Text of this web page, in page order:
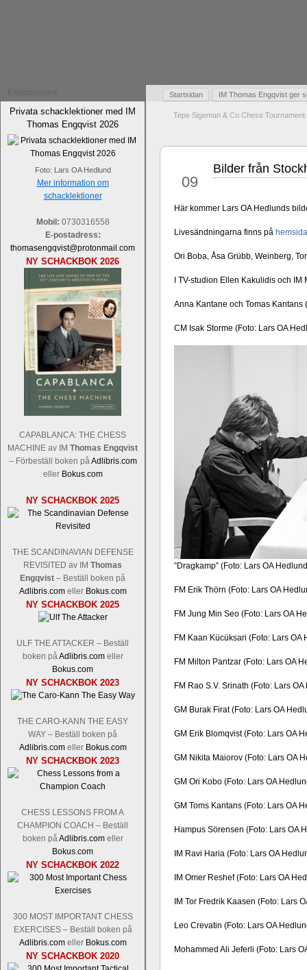
Privata schacklektioner med IM
Thomas Engqvist 2026
Foto: Lars OA Hedlund
Mer information om
schacklektioner
Mobil: 0730316558
E-postadress:
thomasengqvist@protonmail.com
NY SCHACKBOK 2026
CAPABLANCA: THE CHESS
MACHINE av IM Thomas Engqvist
– Förbeställ boken påAdlibris.com
eller Bokus.com
NY SCHACKBOK 2025
THE SCANDINAVIAN DEFENSE
REVISITED av IM Thomas
Engqvist – Beställ boken på
Adlibris.comeller Bokus.com
NY SCHACKBOK 2025
ULF THE ATTACKER – Beställ
boken påAdlibris.comeller
Bokus.com
NY SCHACKBOK 2023
THE CARO-KANN THE EASY
WAY – Beställ boken på
Adlibris.comeller Bokus.com
NY SCHACKBOK 2023
CHESS LESSONS FROM A
CHAMPION COACH – Beställ
boken påAdlibris.comeller
Bokus.com
NY SCHACKBOK 2022
300 MOST IMPORTANT CHESS
EXERCISES – Beställ boken på
Adlibris.comeller Bokus.com
NY SCHACKBOK 2020
Startsidan IM Thomas Engqvist ger
Tepe Sigeman & Co Chess
09
Bilder från
Här kommer Lars OA Hedlunds
Livesändningarna finns på
Ori Boba, Åsa Grübb, Weinberg,
I TV-studion Ellen Kakulidis och
Anna Kantane och Tomas Kantans
CM Isak Storme (Foto: Lars OA
”Dragkamp” (Foto: Lars OA
FM Erik Thörn (Foto: Lars OA
FM Jung Min Seo (Foto: Lars OA
FM Kaan Kücüksari (Foto: Lars OA
FM Milton Pantzar (Foto: Lars OA
FM Rao S.V. Srinath (Foto: Lars
GM Burak Firat (Foto: Lars OA
GM Erik Blomqvist (Foto: Lars OA
GM Nikita Maiorov (Foto: Lars OA
GM Ori Kobo (Foto: Lars OA
GM Toms Kantans (Foto: Lars OA
Hampus Sörensen (Foto: Lars OA
IM Ravi Haria (Foto: Lars OA
IM Omer Reshef (Foto: Lars OA
IM Tor Fredrik Kaasen (Foto: Lars
Leo Crevatin (Foto: Lars OA
Mohammed Ali Jeferli (Foto: Lars